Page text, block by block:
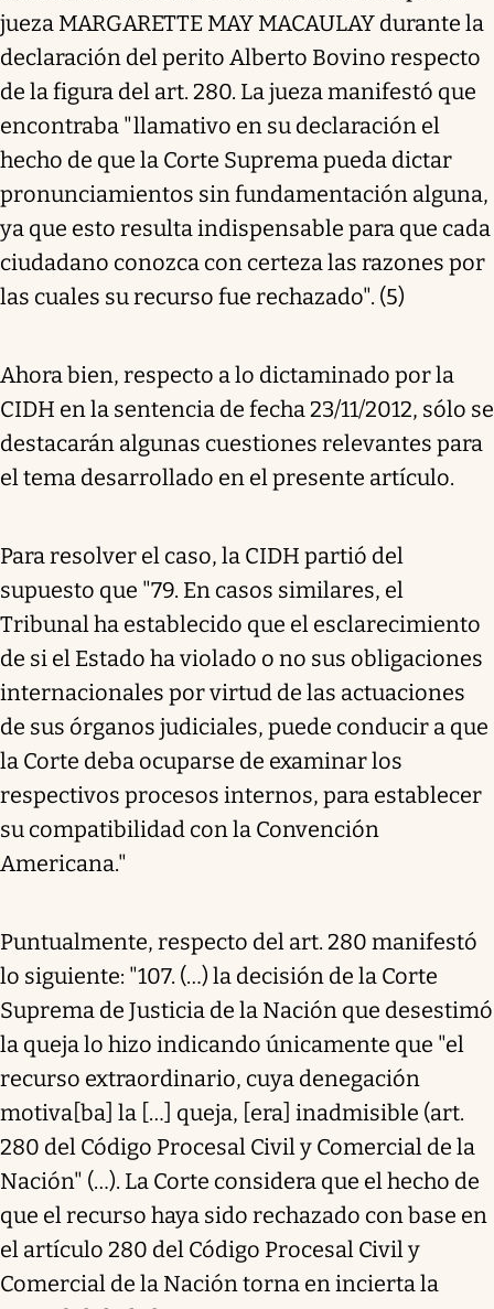
jueza MARGARETTE MAY MACAULAY durante la
declaración del perito Alberto Bovino respecto
de la figura del art. 280. La jueza manifestó que
encontraba "llamativo en su declaración el
hecho de que la Corte Suprema pueda dictar
pronunciamientos sin fundamentación alguna,
ya que esto resulta indispensable para que cada
ciudadano conozca con certeza las razones por
las cuales su recurso fue rechazado". (5)
Ahora bien, respecto a lo dictaminado por la
CIDH en la sentencia de fecha 23/11/2012, sólo se
destacarán algunas cuestiones relevantes para
el tema desarrollado en el presente artículo.
Para resolver el caso, la CIDH partió del
supuesto que "79. En casos similares, el
Tribunal ha establecido que el esclarecimiento
de si el Estado ha violado o no sus obligaciones
internacionales por virtud de las actuaciones
de sus órganos judiciales, puede conducir a que
la Corte deba ocuparse de examinar los
respectivos procesos internos, para establecer
su compatibilidad con la Convención
Americana."
Puntualmente, respecto del art. 280 manifestó
lo siguiente: "107. (…) la decisión de la Corte
Suprema de Justicia de la Nación que desestimó
la queja lo hizo indicando únicamente que "el
recurso extraordinario, cuya denegación
motiva[ba] la […] queja, [era] inadmisible (art.
280 del Código Procesal Civil y Comercial de la
Nación" (…). La Corte considera que el hecho de
que el recurso haya sido rechazado con base en
el artículo 280 del Código Procesal Civil y
Comercial de la Nación torna en incierta la